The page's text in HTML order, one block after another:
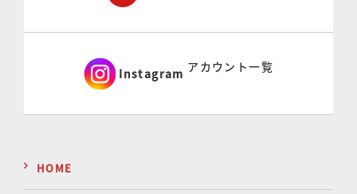
Instagram アカウント一覧
HOME